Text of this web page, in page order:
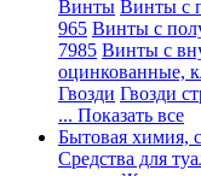
Винты Винты с
965 Винты с
7985 Винты с
оцинкованные,
Гвозди Гвозди
... Показать все
Бытовая химия,
Средства для